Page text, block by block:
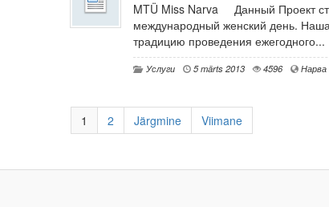
MTÜ Miss Narva Данный Проект
международный женский день.
традицию проведения ежегодного...
Услуги 5 märts 2013 4596 Нарва
1 2 Järgmine Viimane